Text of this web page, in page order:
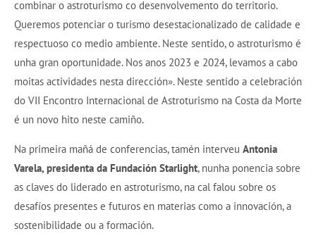
combinar o astroturismo co desenvolvemento do territorio.
Queremos potenciar o turismo desestacionalizado de calidade e
respectuoso co medio ambiente. Neste sentido, o astroturismo é
unha gran oportunidade. Nos anos 2023 e 2024, levamos a cabo
moitas actividades nesta dirección». Neste sentido a celebración
do VII Encontro Internacional de Astroturismo na Costa da Morte
é un novo hito neste camiño.
Na primeira mañá de conferencias, tamén interveu Antonia
Varela, presidenta da Fundación Starlight, nunha ponencia sobre
as claves do liderado en astroturismo, na cal falou sobre os
desafíos presentes e futuros en materias como a innovación, a
sostenibilidade ou a formación.